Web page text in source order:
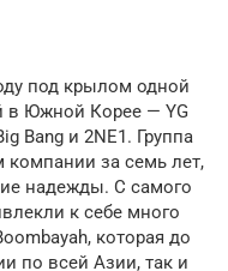
под крылом одной
в Южной Корее — YG
Bang и 2NE1. Группа
за семь лет,
надежды. С самого
к себе много
которая до
по всей Азии, так и